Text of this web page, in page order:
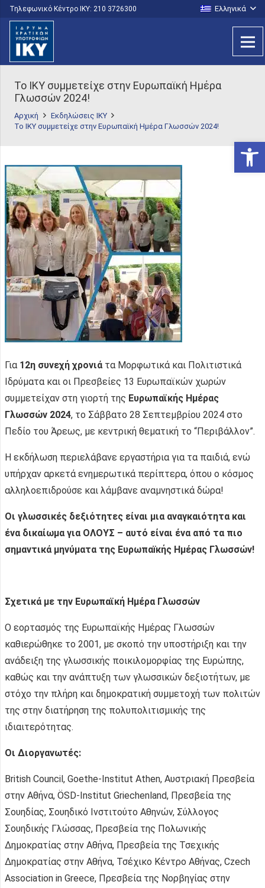
Τηλεφωνικό Κέντρο IKY: 210 3726300 Ελληνικά
Το ΙΚΥ συμμετείχε στην Ευρωπαϊκή Ημέρα
Γλωσσών 2024!
Αρχική
Εκδηλώσεις IKY
Το ΙΚΥ συμμετείχε στην Ευρωπαϊκή Ημέρα Γλωσσών 2024!
Για 12η συνεχή χρονιά τα Μορφωτικά και Πολιτιστικά
Ιδρύματα και οι Πρεσβείες 13 Ευρωπαϊκών χωρών
συμμετείχαν στη γιορτή της Ευρωπαϊκής Ημέρας
Γλωσσών 2024, το Σάββατο 28 Σεπτεμβρίου 2024 στο
Πεδίο του Άρεως, με κεντρική θεματική το “Περιβάλλον”.
Η εκδήλωση περιελάβανε εργαστήρια για τα παιδιά, ενώ
υπήρχαν αρκετά ενημερωτικά περίπτερα, όπου ο κόσμος
αλληλοεπιδρούσε και λάμβανε αναμνηστικά δώρα!
Οι γλωσσικές δεξιότητες είναι μια αναγκαιότητα και
ένα δικαίωμα για ΟΛΟΥΣ – αυτό είναι ένα από τα πιο
σημαντικά μηνύματα της Ευρωπαïκής Ημέρας Γλωσσών!
Σχετικά με την Ευρωπαϊκή Ημέρα Γλωσσών
O εορτασμός της Ευρωπαϊκής Ημέρας Γλωσσών
καθιερώθηκε το 2001, με σκοπό την υποστήριξη και την
ανάδειξη της γλωσσικής ποικιλομορφίας της Ευρώπης,
καθώς και την ανάπτυξη των γλωσσικών δεξιοτήτων, με
στόχο την πλήρη και δημοκρατική συμμετοχή των πολιτών
της στην διατήρηση της πολυπολιτισμικής της
ιδιαιτερότητας.
Οι Διοργανωτές:
British Council, Goethe-Institut Athen, Αυστριακή Πρεσβεία
στην Αθήνα, ÖSD-Institut Griechenland, Πρεσβεία της
Σουηδίας, Σουηδικό Ινστιτούτο Αθηνών, Σύλλογος
Σουηδικής Γλώσσας, Πρεσβεία της Πολωνικής
Δημοκρατίας στην Αθήνα, Πρεσβεία της Τσεχικής
Δημοκρατίας στην Αθήνα, Τσέχικο Κέντρο Αθήνας, Czech
Association in Greece, Πρεσβεία της Νορβηγίας στην